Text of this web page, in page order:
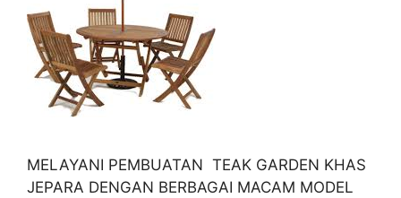
MELAYANI PEMBUATAN TEAK GARDEN KHAS
JEPARA DENGAN BERBAGAI MACAM MODEL